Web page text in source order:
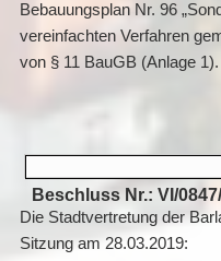
Bebauungsplan Nr. 96
vereinfachten Verfahren
von § 11 BauGB (Anlage 1).
Beschluss Nr.: VI/
Die Stadtvertretung der
Sitzung am 28.03.2019: